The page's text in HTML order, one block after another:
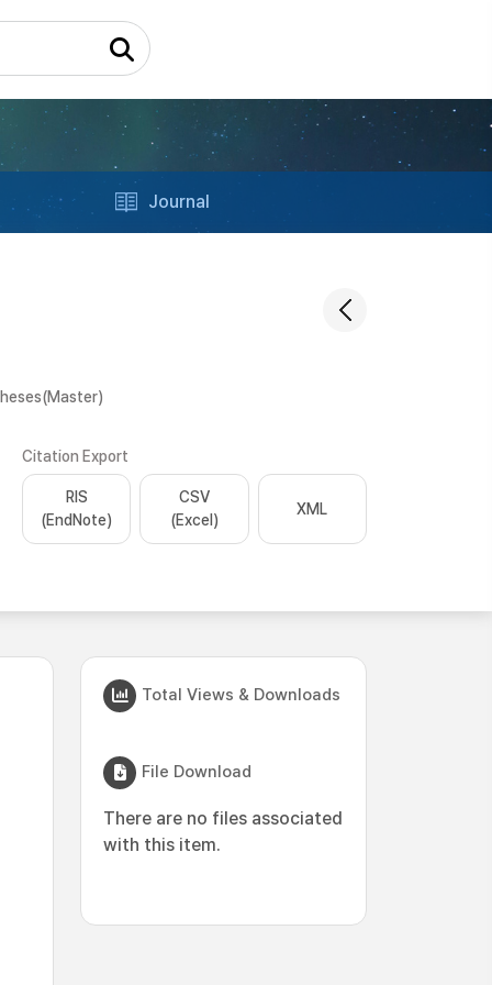
Journal
Citation Export
RIS
(EndNote)
CSV
(Excel)
XML
Total Views & Downloads
File Download
There are no files associated
with this item.